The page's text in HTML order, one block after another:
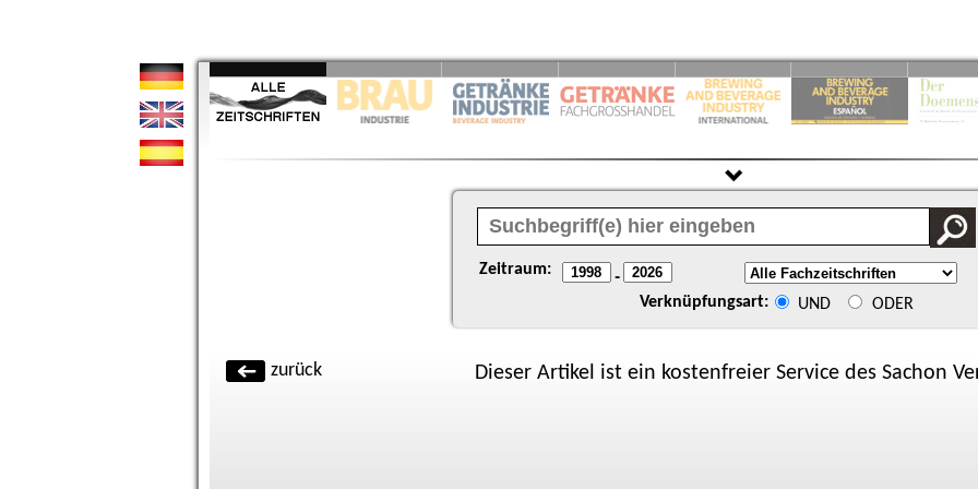
Zeitraum: -
Verknüpfungsart: UND ODER
zurück Dieser Artikel ist ein kostenfreier Service des Sachon